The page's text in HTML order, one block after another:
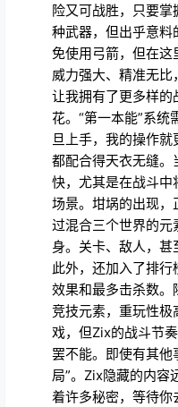
险又可战胜，只要
种武器，但出乎意料
免使用弓箭，但在这
威力强大、精准无
让我拥有了更多样
花。“第一本能”系
旦上手，我的操作
都配合得天衣无缝
快，尤其是在战斗中
场景。坩埚的出现
过混合三个世界的
身。关卡、敌人，甚
此外，还加入了排
效果和最多击杀数。
竞技元素，重玩性
戏，但Zix的战斗节
罢不能。即使有其他
局”。Zix隐藏的内容
着许多秘密，等待